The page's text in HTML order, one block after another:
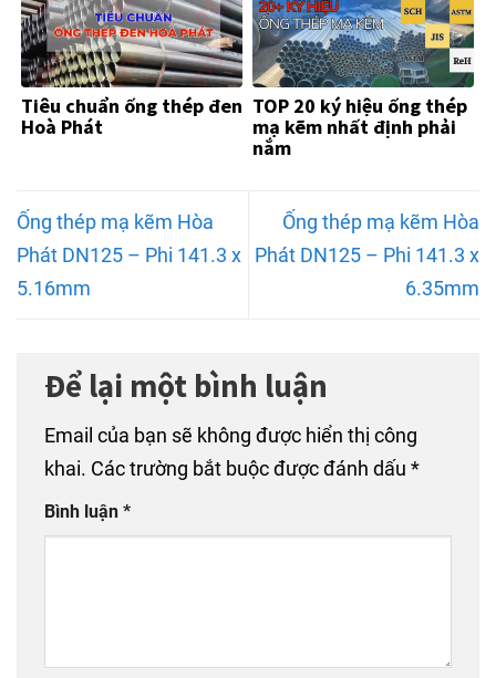
Tiêu chuẩn ống thép đen
Hoà Phát
TOP 20 ký hiệu ống thép
mạ kẽm nhất định phải
nắm
Ống thép mạ kẽm Hòa
Phát DN125 – Phi 141.3 x
5.16mm
Ống thép mạ kẽm Hòa
Phát DN125 – Phi 141.3 x
6.35mm
Để lại một bình luận
Email của bạn sẽ không được hiển thị công
khai. Các trường bắt buộc được đánh dấu *
Bình luận *